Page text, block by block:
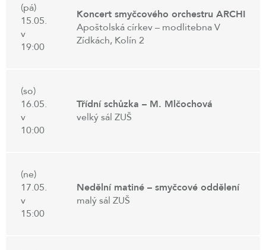
(pá)
15.05.
v
19:00
Koncert smyčcového orchestru ARCHI
Apoštolská církev – modlitebna V
Zídkách, Kolín 2
(so)
16.05.
v
10:00
Třídní schůzka – M. Mlčochová
velký sál ZUŠ
(ne)
17.05.
v
15:00
Nedělní matiné – smyčcové oddělení
malý sál ZUŠ